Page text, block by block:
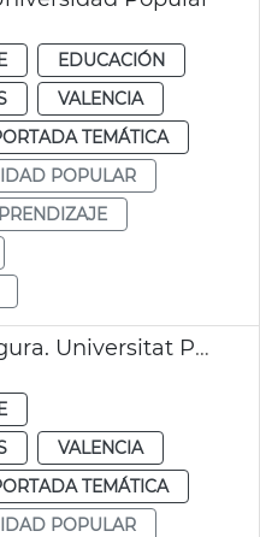
EDUCACIÓN
VALENCIA
TEMÁTICA
POPULAR
Pla València más Segura. Universitat Popular
VALENCIA
TEMÁTICA
POPULAR